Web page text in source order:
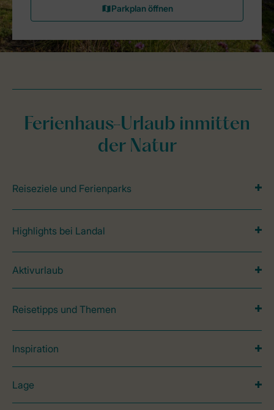
Ferienhaus-Urlaub inmitten
der Natur
Reiseziele und Ferienparks
Highlights bei Landal
Aktivurlaub
Reisetipps und Themen
Inspiration
Lage